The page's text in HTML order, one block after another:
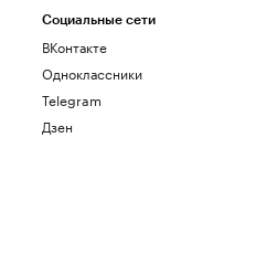
Социальные сети
ВКонтакте
Одноклассники
Telegram
Дзен